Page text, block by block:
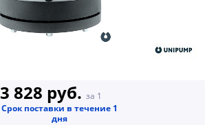
3 828 руб. за 1
Срок поставки в течение 1
дня